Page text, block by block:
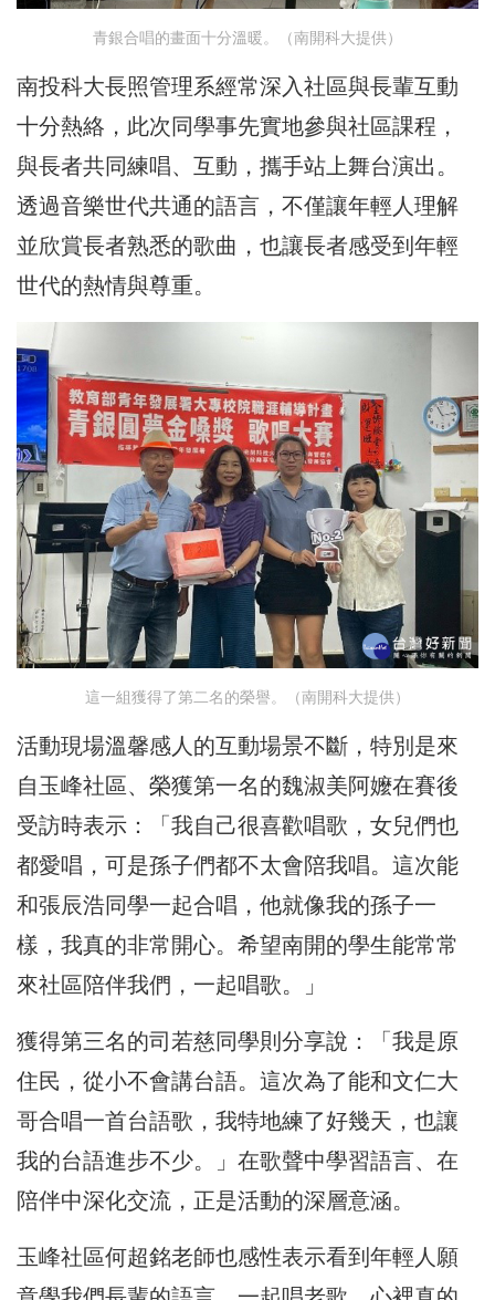
青銀合唱的畫面十分溫暖。（南開科大提供）
南投科大長照管理系經常深入社區與長輩互動
十分熱絡，此次同學事先實地參與社區課程，
與長者共同練唱、互動，攜手站上舞台演出。
透過音樂世代共通的語言，不僅讓年輕人理解
並欣賞長者熟悉的歌曲，也讓長者感受到年輕
世代的熱情與尊重。
這一組獲得了第二名的榮譽。（南開科大提供）
活動現場溫馨感人的互動場景不斷，特別是來
自玉峰社區、榮獲第一名的魏淑美阿嬤在賽後
受訪時表示：「我自己很喜歡唱歌，女兒們也
都愛唱，可是孫子們都不太會陪我唱。這次能
和張辰浩同學一起合唱，他就像我的孫子一
樣，我真的非常開心。希望南開的學生能常常
來社區陪伴我們，一起唱歌。」
獲得第三名的司若慈同學則分享說：「我是原
住民，從小不會講台語。這次為了能和文仁大
哥合唱一首台語歌，我特地練了好幾天，也讓
我的台語進步不少。」在歌聲中學習語言、在
陪伴中深化交流，正是活動的深層意涵。
玉峰社區何超銘老師也感性表示看到年輕人願